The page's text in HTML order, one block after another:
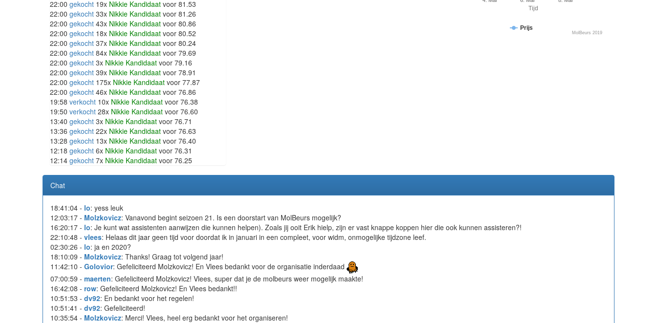
22:00 gekocht 19x Nikkie Kandidaat voor 81.53
22:00 gekocht 33x Nikkie Kandidaat voor 81.26
22:00 gekocht 43x Nikkie Kandidaat voor 80.86
22:00 gekocht 18x Nikkie Kandidaat voor 80.52
22:00 gekocht 37x Nikkie Kandidaat voor 80.24
22:00 gekocht 84x Nikkie Kandidaat voor 79.69
22:00 gekocht 3x Nikkie Kandidaat voor 79.16
22:00 gekocht 39x Nikkie Kandidaat voor 78.91
22:00 gekocht 175x Nikkie Kandidaat voor 77.87
22:00 gekocht 46x Nikkie Kandidaat voor 76.86
19:58 verkocht 10x Nikkie Kandidaat voor 76.38
19:50 verkocht 28x Nikkie Kandidaat voor 76.60
13:40 gekocht 3x Nikkie Kandidaat voor 76.71
13:36 gekocht 22x Nikkie Kandidaat voor 76.63
13:28 gekocht 13x Nikkie Kandidaat voor 76.40
12:18 gekocht 6x Nikkie Kandidaat voor 76.31
12:14 gekocht 7x Nikkie Kandidaat voor 76.25
Tijd
Prijs
MolBeurs 2019
Chat
18:41:04 - lo: yess leuk
12:03:17 - Molzkovicz: Vanavond begint seizoen 21. Is een doorstart van MolBeurs mogelijk?
16:20:17 - lo: Je kunt wat assistenten aanwijzen die kunnen helpen). Zoals jij ooit Erik hielp, zijn er vast knappe koppen hier die ook kunnen assisteren?!
22:10:48 - vlees: Helaas dit jaar geen tijd voor doordat ik in januari in een compleet, voor widm, onmogelijke tijdzone leef.
02:30:26 - lo: ja en 2020?
18:10:09 - Molzkovicz: Thanks! Graag tot volgend jaar!
11:42:10 - Golovior: Gefeliciteerd Molzkovicz! En Vlees bedankt voor de organisatie inderdaad
07:00:59 - maerten: Gefeliciteerd Molzkovicz! Vlees, super dat je de molbeurs weer mogelijk maakte!
16:42:08 - row: Gefeliciteerd Molzkovicz! En Vlees bedankt!!
10:51:53 - dv92: En bedankt voor het regelen!
10:51:41 - dv92: Gefeliciteerd!
10:35:54 - Molzkovicz: Merci! Vlees, heel erg bedankt voor het organiseren!